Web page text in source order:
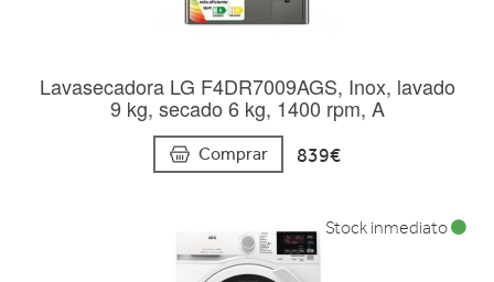
Lavasecadora LG F4DR7009AGS, Inox, lavado
9 kg, secado 6 kg, 1400 rpm, A
Comprar 839€
Stock inmediato